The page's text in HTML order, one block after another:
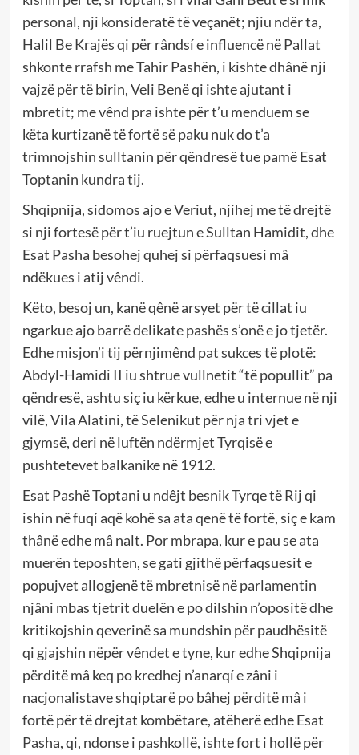
personal, nji konsideratë të veçanët; njiu ndër ta,
Halil Be Krajës qi për rândsí e influencë në Pallat
shkonte rrafsh me Tahir Pashën, i kishte dhânë nji
vajzë për të birin, Veli Benë qi ishte ajutant i
mbretit; me vênd pra ishte për t’u menduem se
këta kurtizanë të fortë së paku nuk do t’a
trimnojshin sulltanin për qëndresë tue pamë Esat
Toptanin kundra tij.
Shqipnija, sidomos ajo e Veriut, njihej me të drejtë
si nji fortesë për t’iu ruejtun e Sulltan Hamidit, dhe
Esat Pasha besohej quhej si përfaqsuesi mâ
ndëkues i atij vêndi.
Këto, besoj un, kanë qênë arsyet për të cillat iu
ngarkue ajo barrë delikate pashës s’onë e jo tjetër.
Edhe misjon’i tij përnjimênd pat sukces të plotë:
Abdyl-Hamidi II iu shtrue vullnetit “të popullit” pa
qëndresë, ashtu siç iu kërkue, edhe u internue në nji
vilë, Vila Alatini, të Selenikut për nja tri vjet e
gjymsë, deri në luftën ndërmjet Tyrqisë e
pushtetevet balkanike në 1912.
Esat Pashë Toptani u ndêjt besnik Tyrqe të Rij qi
ishin në fuqí aqë kohë sa ata qenë të fortë, siç e kam
thânë edhe mâ nalt. Por mbrapa, kur e pau se ata
muerën teposhten, se gati gjithë përfaqsuesit e
popujvet allogjenë të mbretnisë në parlamentin
njâni mbas tjetrit duelën e po dilshin n’opositë dhe
kritikojshin qeverinë sa mundshin për paudhësitë
qi gjajshin nëpër vêndet e tyne, kur edhe Shqipnija
përditë mâ keq po kredhej n’anarqí e zâni i
nacjonalistave shqiptarë po bâhej përditë mâ i
fortë për të drejtat kombëtare, atëherë edhe Esat
Pasha, qi, ndonse i pashkollë, ishte fort i hollë për